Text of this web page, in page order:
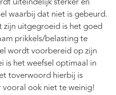
waarbij dat niet is gebeurd.
uitgegroeid is het goed
prikkels/belasting te
wordt voorbereid op zijn
is het weefsel optimaal in
toverwoord hierbij is
ook niet te weinig!